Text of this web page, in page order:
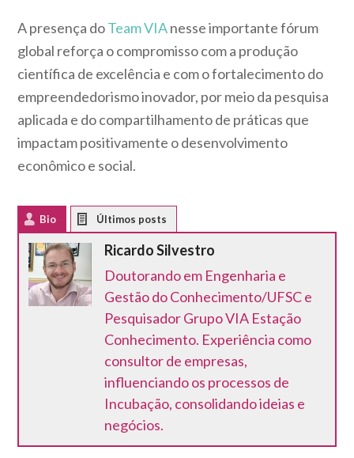
A presença doTeam VIAnesse importante fórum
global reforça o compromisso com a produção
científica de excelência e com o fortalecimento do
empreendedorismo inovador, por meio da pesquisa
aplicada e do compartilhamento de práticas que
impactam positivamente o desenvolvimento
econômico e social.
Bio
Ricardo Silvestro
Doutorando em Engenharia e
Gestão do Conhecimento/UFSC e
Pesquisador Grupo VIA Estação
Conhecimento. Experiência como
consultor de empresas,
influenciando os processos de
Incubação, consolidando ideias e
negócios.